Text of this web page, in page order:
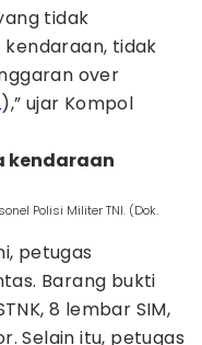
tidak
tidak
over
),” ujar Kompol
kendaraan
Polisi Militer TNI. (Dok.
petugas
Barang bukti
8 lembar SIM,
Selain itu, petugas